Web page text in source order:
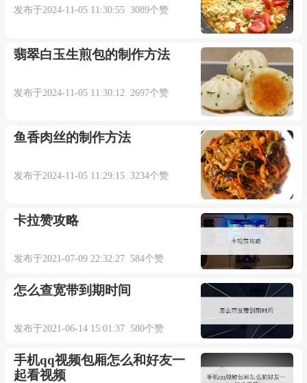
发布于2024-11-05 11:30:55 3089个赞
翡翠白玉生煎包的制作方法
发布于2024-11-05 11:30:12 2697个赞
鱼香肉丝的制作方法
发布于2024-11-05 11:29:15 3234个赞
卡拉赞攻略
发布于2021-07-09 22:32:27 584个赞
怎么查宽带到期时间
发布于2021-06-14 15:01:37 580个赞
手机qq视频包厢怎么和好友一
起看视频